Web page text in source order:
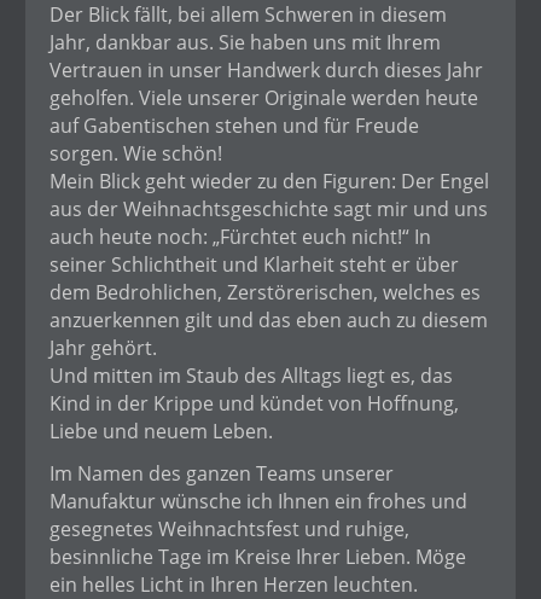
Der Blick fällt, bei allem Schweren in diesem
Jahr, dankbar aus. Sie haben uns mit Ihrem
Vertrauen in unser Handwerk durch dieses Jahr
geholfen. Viele unserer Originale werden heute
auf Gabentischen stehen und für Freude
sorgen. Wie schön!
Mein Blick geht wieder zu den Figuren: Der Engel
aus der Weihnachtsgeschichte sagt mir und uns
auch heute noch: „Fürchtet euch nicht!“ In
seiner Schlichtheit und Klarheit steht er über
dem Bedrohlichen, Zerstörerischen, welches es
anzuerkennen gilt und das eben auch zu diesem
Jahr gehört.
Und mitten im Staub des Alltags liegt es, das
Kind in der Krippe und kündet von Hoffnung,
Liebe und neuem Leben.
Im Namen des ganzen Teams unserer
Manufaktur wünsche ich Ihnen ein frohes und
gesegnetes Weihnachtsfest und ruhige,
besinnliche Tage im Kreise Ihrer Lieben. Möge
ein helles Licht in Ihren Herzen leuchten.